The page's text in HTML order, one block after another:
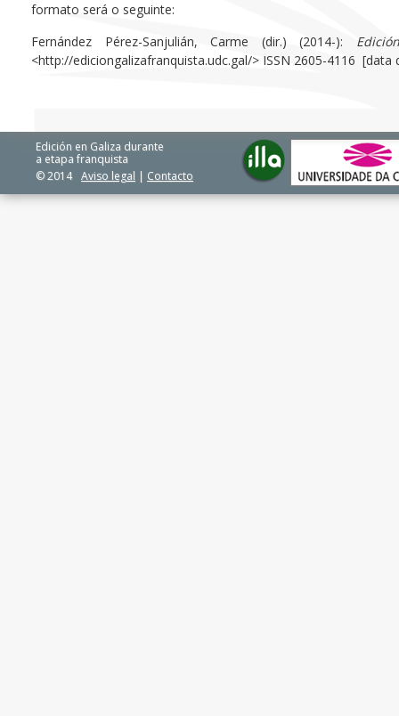
formato será o seguinte:
Fernández Pérez-Sanjulián, Carme (dir.) (2014-):
<http://ediciongalizafranquista.udc.gal/> ISSN 2605-4116
Edición en Galiza durante
a etapa franquista
© 2014 Aviso legal | Contacto